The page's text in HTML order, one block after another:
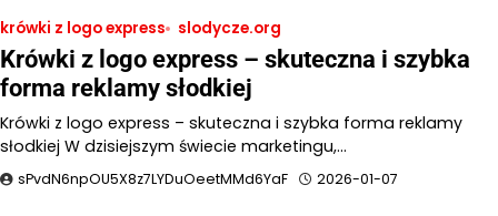
krówki z logo express slodycze.org
Krówki z logo express – skuteczna i szybka
forma reklamy słodkiej
Krówki z logo express – skuteczna i szybka forma reklamy
słodkiej W dzisiejszym świecie marketingu,…
sPvdN6npOU5X8z7LYDuOeetMMd6YaF 2026-01-07